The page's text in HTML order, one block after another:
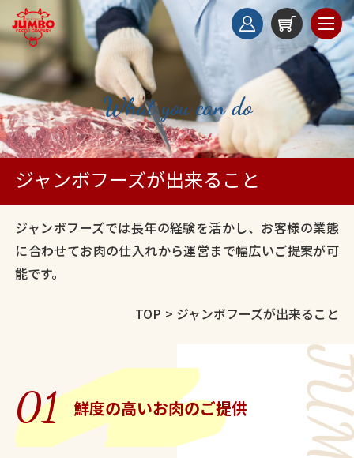
What you can do
ジャンボフーズが出来ること
ジャンボフーズでは長年の経験を活かし、お客様の業態
に合わせてお肉の仕入れから運営まで幅広いご提案が可
能です。
TOP ジャンボフーズが出来ること
01 鮮度の高いお肉のご提供